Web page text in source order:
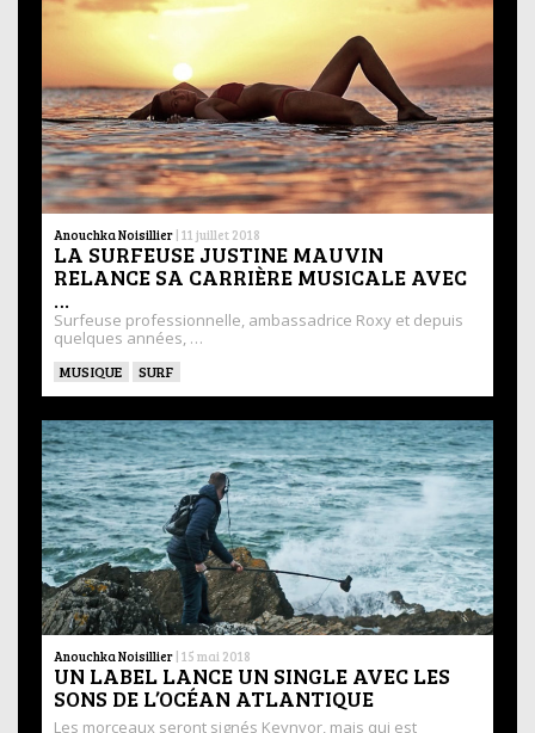
Anouchka Noisillier | 11 juillet 2018
LA SURFEUSE JUSTINE MAUVIN
RELANCE SA CARRIÈRE MUSICALE AVEC
…
Surfeuse professionnelle, ambassadrice Roxy et depuis
quelques années, …
MUSIQUE SURF
Anouchka Noisillier | 15 mai 2018
UN LABEL LANCE UN SINGLE AVEC LES
SONS DE L’OCÉAN ATLANTIQUE
Les morceaux seront signés Keynvor, mais qui est